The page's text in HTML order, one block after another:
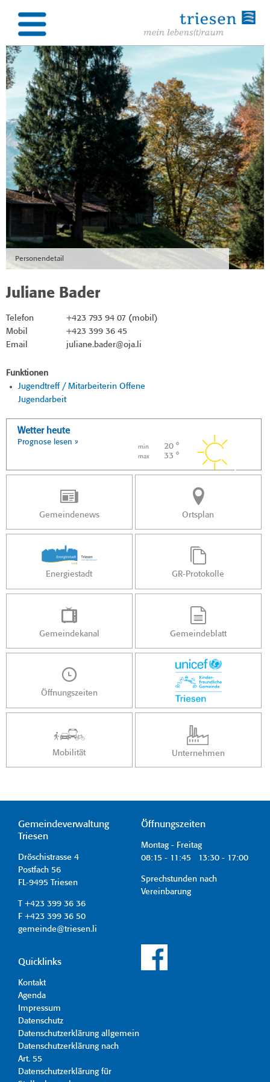
Personendetail
Juliane Bader
Telefon
+423 793 94 07 (mobil)
Mobil
+423 399 36 45
Email
juliane.bader@oja.li
Funktionen
Jugendtreff / Mitarbeiterin Offene
Jugendarbeit
Wetter heute
Prognose lesen »
min 20 °
max 33 °
Gemeindenews Ortsplan
Energiestadt GR-Protokolle
Gemeindekanal Gemeindeblatt
Öffnungszeiten
Mobilität Unternehmen
Gemeindeverwaltung
Triesen
Dröschistrasse 4
Postfach 56
FL-9495 Triesen
T +423 399 36 36
F +423 399 36 50
gemeinde@triesen.li
Öffnungszeiten
Montag - Freitag
08:15 - 11:45 13:30 - 17:00
Sprechstunden nach
Vereinbarung
Quicklinks
Kontakt
Agenda
Impressum
Datenschutz
Datenschutzerklärung allgemein
Datenschutzerklärung nach
Art. 55
Datenschutzerklärung für